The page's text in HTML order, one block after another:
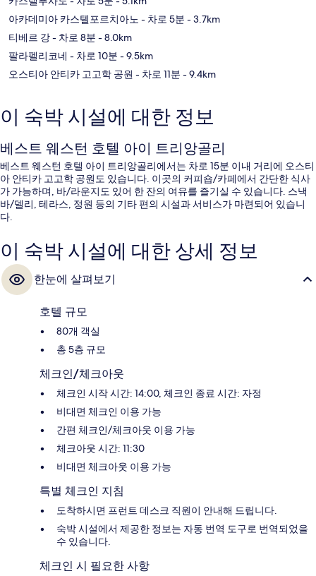
아카데미아 카스텔포르치아노 - 차로 5분 - 3.7km
티베르 강- 차로 8분 - 8.0km
팔라펠리코네 - 차로 10분 - 9.5km
오스티아 안티카 고고학 공원 - 차로 11분 - 9.4km
이 숙박 시설에 대한 정보
베스트 웨스턴 호텔 아이 트리앙골리
베스트 웨스턴 호텔 아이 트리앙골리에서는 차로 15분 이내 거리에 오스티
아 안티카 고고학 공원도 있습니다. 이곳의 커피숍/카페에서 간단한 식사
가 가능하며, 바/라운지도 있어 한 잔의 여유를 즐기실 수 있습니다. 스낵
바/델리, 테라스, 정원 등의 기타 편의 시설과 서비스가 마련되어 있습니
다.
이 숙박 시설에 대한 상세 정보
한눈에 살펴보기
호텔 규모
80개 객실
총 5층 규모
체크인/체크아웃
체크인 시작 시간: 14:00, 체크인 종료 시간: 자정
비대면 체크인 이용 가능
간편 체크인/체크아웃 이용 가능
체크아웃 시간: 11:30
비대면 체크아웃 이용 가능
특별 체크인 지침
도착하시면 프런트 데스크 직원이 안내해 드립니다.
숙박 시설에서 제공한 정보는 자동 번역 도구로 번역되었을
수 있습니다.
체크인 시 필요한 사항